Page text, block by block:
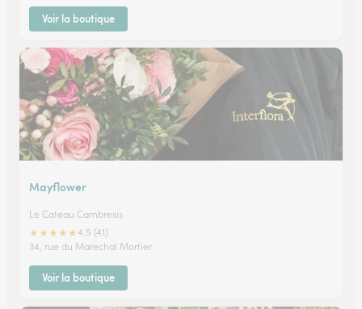
Voir la boutique
Mayflower
Le Cateau Cambresis
★★★★★4.5 (41)
34, rue du Marechal Mortier
Voir la boutique